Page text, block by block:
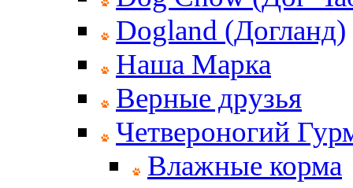
Dogland (Догланд)
Наша Марка
Верные друзья
Четвероногий
Влажные корма